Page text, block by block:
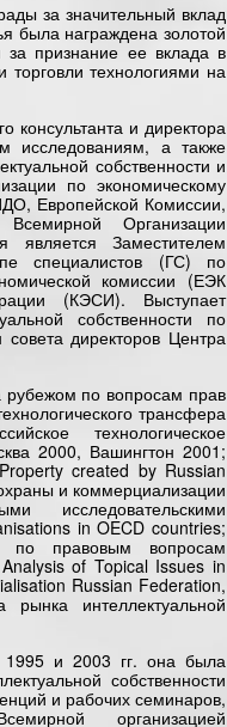
за значительный вклад
была награждена золотой
за признание ее вклада в
технологиями на
консультанта и директора
исследованиям, а также
собственности и
по экономическому
Европейской Комиссии,
Организации
Заместителем
специалистов (ГС) по
комиссии (ЕЭК
(КЭСИ). Выступает
собственности по
директоров Центра
рубежом по вопросам прав
трансфера
технологическое
2000, Вашингтон 2001;
created by Russian
и коммерциализации
исследовательскими
in OECD countries;
по правовым вопросам
of Topical Issues in
Russian Federation,
интеллектуальной
1995 и 2003 гг. она была
собственности
и рабочих семинаров,
организацией